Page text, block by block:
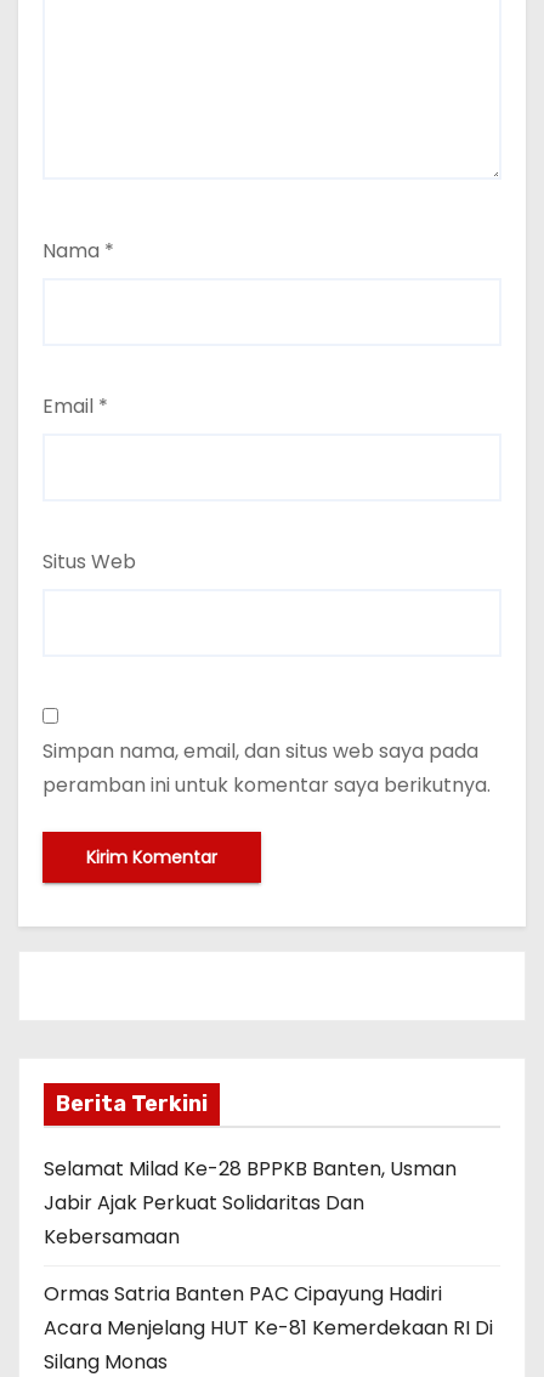
Nama *
Email *
Situs Web
Simpan nama, email, dan situs web saya pada
peramban ini untuk komentar saya berikutnya.
Berita Terkini
Selamat Milad Ke-28 BPPKB Banten, Usman
Jabir Ajak Perkuat Solidaritas Dan
Kebersamaan
Ormas Satria Banten PAC Cipayung Hadiri
Acara Menjelang HUT Ke-81 Kemerdekaan RI Di
Silang Monas